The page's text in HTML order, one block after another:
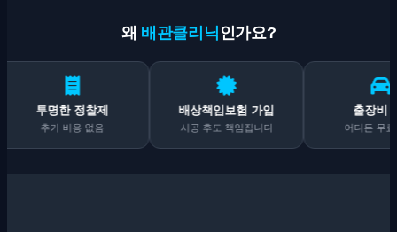
왜 배관클리닉 인가요?
명한 정찰제
추가 비용 없음
배상책임보험 가입
시공 후도 책임집니다
출장비 0원
어디든 무료 출동